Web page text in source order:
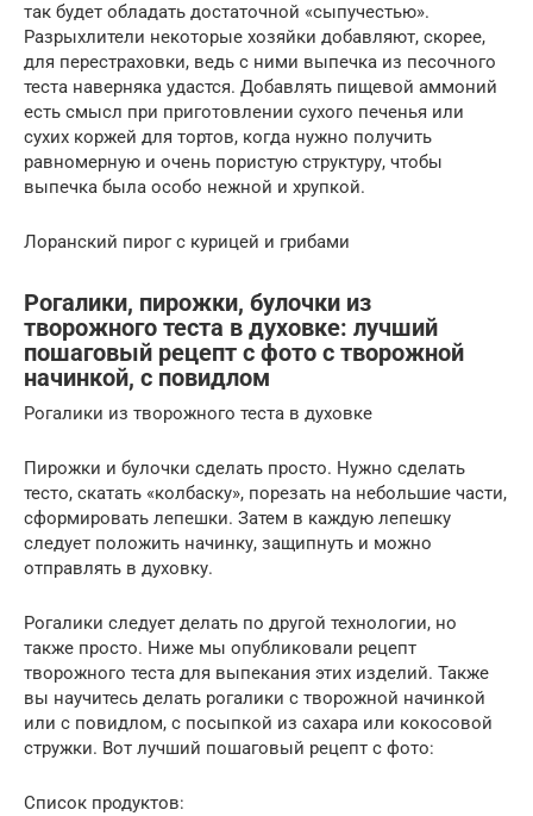
так будет обладать достаточной «сыпучестью».
Разрыхлители некоторые хозяйки добавляют, скорее,
для перестраховки, ведь с ними выпечка из песочного
теста наверняка удастся. Добавлять пищевой аммоний
есть смысл при приготовлении сухого печенья или
сухих коржей для тортов, когда нужно получить
равномерную и очень пористую структуру, чтобы
выпечка была особо нежной и хрупкой.
Лоранский пирог с курицей и грибами
Рогалики, пирожки, булочки из
творожного теста в духовке: лучший
пошаговый рецепт с фото с творожной
начинкой, с повидлом
Рогалики из творожного теста в духовке
Пирожки и булочки сделать просто. Нужно сделать
тесто, скатать «колбаску», порезать на небольшие части,
сформировать лепешки. Затем в каждую лепешку
следует положить начинку, защипнуть и можно
отправлять в духовку.
Рогалики следует делать по другой технологии, но
также просто. Ниже мы опубликовали рецепт
творожного теста для выпекания этих изделий. Также
вы научитесь делать рогалики с творожной начинкой
или с повидлом, с посыпкой из сахара или кокосовой
стружки. Вот лучший пошаговый рецепт с фото:
Список продуктов: